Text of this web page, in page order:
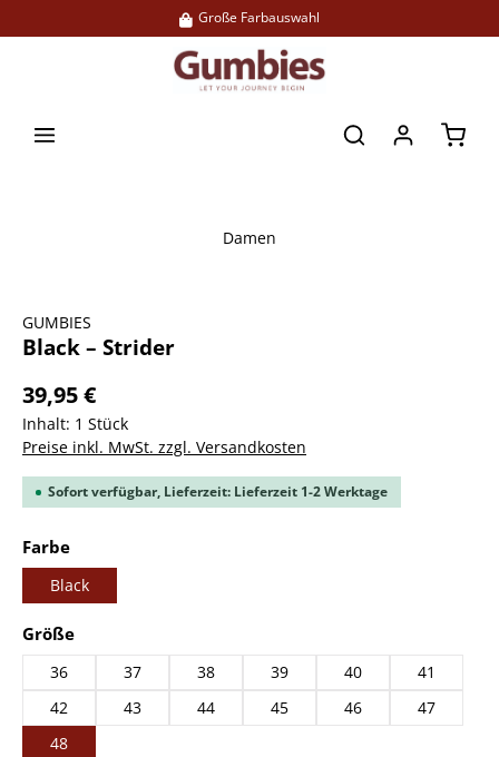
Große Farbauswahl
Damen
GUMBIES
Black – Strider
39,95 €
Inhalt: 1 Stück
Preise inkl. MwSt. zzgl. Versandkosten
Sofort verfügbar, Lieferzeit: Lieferzeit 1-2 Werktage
Farbeauswählen
Black
Größeauswählen
36 37 38 39 40
41
42
43 44 45 46
47
48